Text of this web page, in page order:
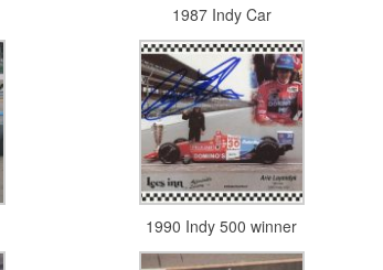
1987 Indy Car
1990 Indy 500 winner